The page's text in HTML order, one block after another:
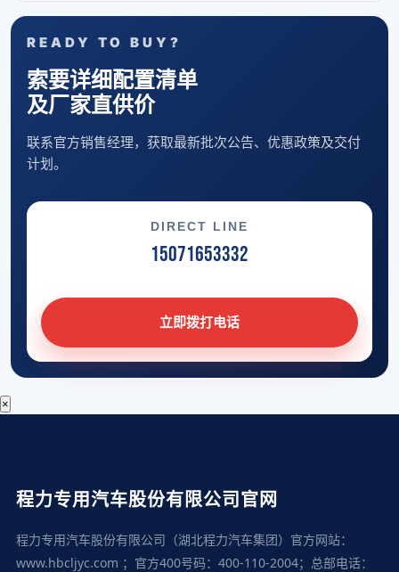
READY TO BUY?
索要详细配置清单
及厂家直供价
联系官方销售经理，获取最新批次公告、优惠政策及交付
计划。
DIRECT LINE
15071653332
立即拨打电话
×
程力专用汽车股份有限公司官网
程力专用汽车股份有限公司（湖北程力汽车集团）官方网站：
www.hbcljyc.com ；官方400号码：400-110-2004；总部电话：